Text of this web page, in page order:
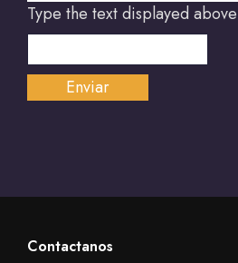
Type the text displayed
Contactanos